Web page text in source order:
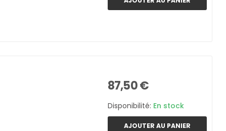
87,50 €
Disponibilité: En stock
AJOUTER AU PANIER